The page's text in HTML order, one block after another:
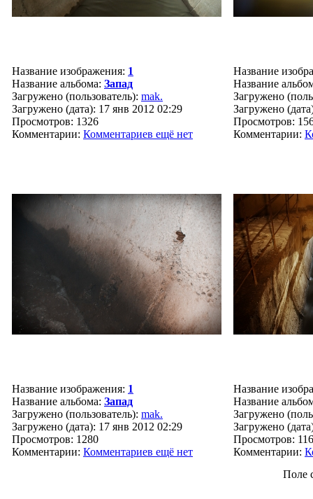
Название изображения: 1
Название альбома: Запад
Загружено (пользователь): mak.
Загружено (дата): 17 янв 2012 02:29
Просмотров: 1326
Комментарии: Комментариев ещё нет
Название
Название
Загружено
Загружено
Просмотров:
Комментарии:
Название изображения: 1
Название альбома: Запад
Загружено (пользователь): mak.
Загружено (дата): 17 янв 2012 02:29
Просмотров: 1280
Комментарии: Комментариев ещё нет
Название
Название
Загружено
Загружено
Просмотров:
Комментарии:
Поле